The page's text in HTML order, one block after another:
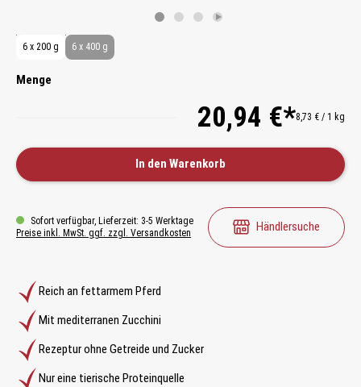
Reich an fettarmem Pferd
Mit mediterranen Zucchini
Rezeptur ohne Getreide und Zucker
Nur eine tierische Proteinquelle
6 x 200 g 6 x 400 g
Menge
20,94 €*8,73 € / 1 kg
In den Warenkorb
Sofort verfügbar, Lieferzeit: 3-5 Werktage
Preise inkl. MwSt. ggf. zzgl. Versandkosten
Händlersuche